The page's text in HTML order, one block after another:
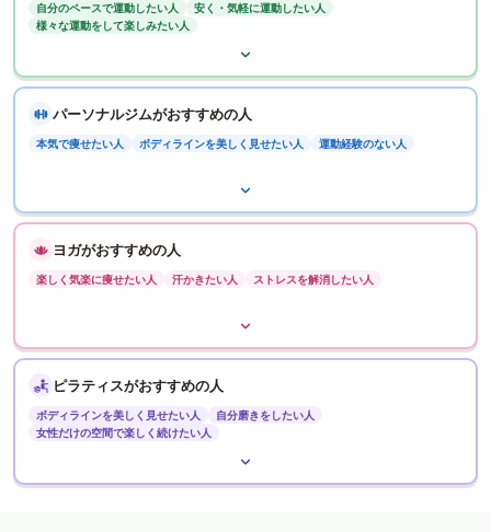
自分のペースで運動したい人
安く・気軽に運動したい人
様々な運動をして楽しみたい人
パーソナルジムがおすすめの人
本気で痩せたい人 ボディラインを美しく見せたい人 運動経験のない人
ヨガがおすすめの人
楽しく気楽に痩せたい人 汗かきたい人 ストレスを解消したい人
ピラティスがおすすめの人
ボディラインを美しく見せたい人
自分磨きをしたい人
女性だけの空間で楽しく続けたい人